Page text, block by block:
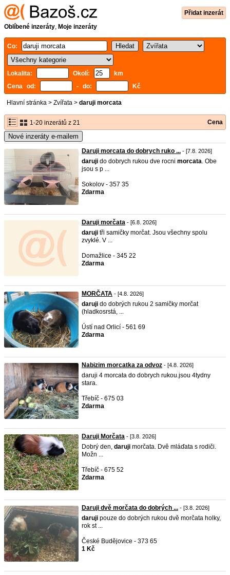
Přidat inzerát
Oblíbené inzeráty, Moje inzeráty
Co:
Lokalita: Okolí:
km
Cena od:
- do: Kč
Hlavní stránka > Zvířata > daruji morcata
1-20 inzerátů z 21 Cena
Nové inzeráty e-mailem
Daruji morcata do dobrych ruko ... - [7.8. 2026]
daruji do dobrych rukou dve rocni morcata. Obe
jsou s p ...
Sokolov - 357 35
Zdarma
Daruji morčata - [6.8. 2026]
daruji tři samičky morčat. Jsou všechny spolu
zvyklé. V ...
Domažlice - 345 22
Zdarma
MORČATA - [4.8. 2026]
daruji do dobrých rukou 2 samičky morčat
(hladkosrstá, ...
Ústí nad Orlicí - 561 69
Zdarma
Nabizim morcatka za odvoz - [4.8. 2026]
daruji 4 morcata do dobrych rukou.jsou 4tydny
stara.
Třebíč - 675 03
Zdarma
Daruji Morčata - [3.8. 2026]
Dobrý den, daruji morčata. Dvě mláďata s rodiči.
Možn ...
Třebíč - 675 52
Zdarma
Daruji dvě morčata do dobrých ... - [3.8. 2026]
daruji pouze do dobrých rukou dvě morčata holky,
rok st ...
České Budějovice - 373 65
1 Kč